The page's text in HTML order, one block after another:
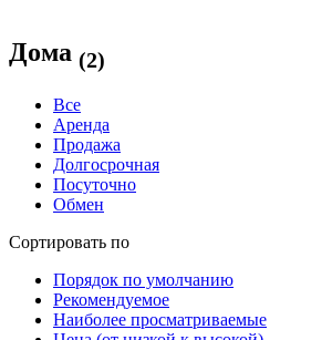
Дома (2)
Все
Аренда
Продажа
Долгосрочная
Посуточно
Обмен
Сортировать по
Порядок по умолчанию
Рекомендуемое
Наиболее просматриваемые